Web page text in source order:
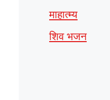
माहात्म्य
शिव भजन